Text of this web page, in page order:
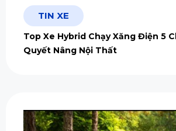
TIN XE
Top Xe Hybrid Chạy Xăng Điện 5
Quyết Nâng Nội Thất